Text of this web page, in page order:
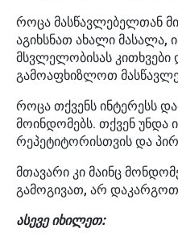
როცა მასწავლებელთან
აგიხსნათ ახალი მასალა,
მსვლელობისას კითხვები
გამოაფხიზლოთ
როცა თქვენს ინტერესს
მოინდომებს. თქვენ უნდა
რეპეტიტორისთვის და
მთავარი კი მაინც
გამოგივათ, არ დაკარგოთ
ასევე იხილეთ: